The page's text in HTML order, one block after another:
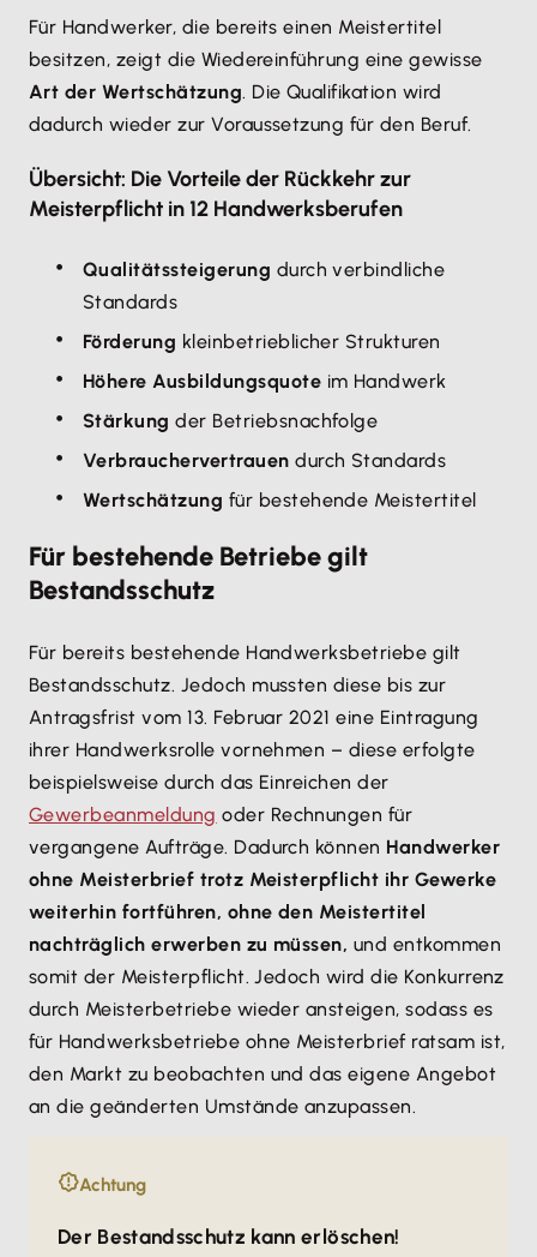
Für Handwerker, die bereits einen Meistertitel
besitzen, zeigt die Wiedereinführung eine gewisse
Art der Wertschätzung. Die Qualifikation wird
dadurch wieder zur Voraussetzung für den Beruf.
Übersicht: Die Vorteile der Rückkehr zur
Meisterpflicht in 12 Handwerksberufen
Qualitätssteigerung durch verbindliche
Standards
Förderung kleinbetrieblicher Strukturen
Höhere Ausbildungsquote im Handwerk
Stärkung der Betriebsnachfolge
Verbrauchervertrauen durch Standards
Wertschätzung für bestehende Meistertitel
Für bestehende Betriebe gilt
Bestandsschutz
Für bereits bestehende Handwerksbetriebe gilt
Bestandsschutz. Jedoch mussten diese bis zur
Antragsfrist vom 13. Februar 2021 eine Eintragung
ihrer Handwerksrolle vornehmen – diese erfolgte
beispielsweise durch das Einreichen der
Gewerbeanmeldung oder Rechnungen für
vergangene Aufträge. Dadurch können Handwerker
ohne Meisterbrief trotz Meisterpflicht ihr Gewerke
weiterhin fortführen, ohne den Meistertitel
nachträglich erwerben zu müssen, und entkommen
somit der Meisterpflicht. Jedoch wird die Konkurrenz
durch Meisterbetriebe wieder ansteigen, sodass es
für Handwerksbetriebe ohne Meisterbrief ratsam ist,
den Markt zu beobachten und das eigene Angebot
an die geänderten Umstände anzupassen.
Achtung
Der Bestandsschutz kann erlöschen!